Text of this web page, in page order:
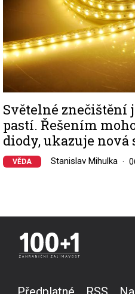
Světelné znečištění
pastí. Řešením
diody, ukazuje nová
VĚDA Stanislav Mihulka